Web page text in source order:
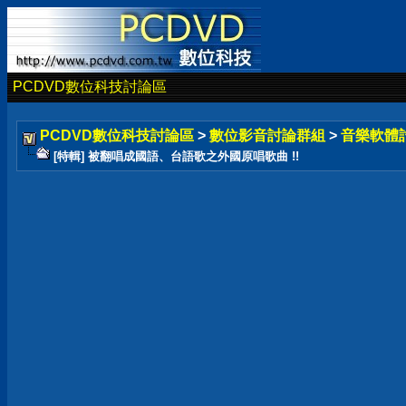
PCDVD數位科技討論區
PCDVD數位科技討論區 > 數位影音討論群組 > 音樂軟體
[特輯] 被翻唱成國語、台語歌之外國原唱歌曲 !!